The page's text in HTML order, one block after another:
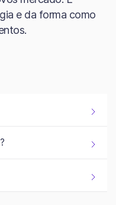
e da forma como